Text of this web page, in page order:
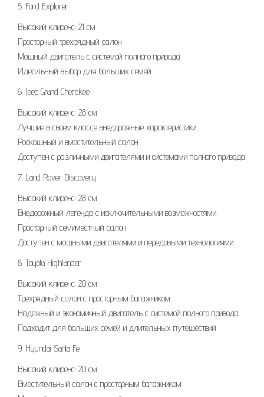
5. Ford Explorer
Высокий клиренс: 21 см
Просторный трехрядный салон
Мощный двигатель с системой полного привода
Идеальный выбор для больших семей
6. Jeep Grand Cherokee
Высокий клиренс: 28 см
Лучшие в своем классе внедорожные характеристики
Роскошный и вместительный салон
Доступен с различными двигателями и системами полного привода
7. Land Rover Discovery
Высокий клиренс: 28 см
Внедорожный легенда с исключительными возможностями
Просторный семиместный салон
Доступен с мощными двигателями и передовыми технологиями
8. Toyota Highlander
Высокий клиренс: 20 см
Трехрядный салон с просторным багажником
Надежный и экономичный двигатель с системой полного привода
Подходит для больших семей и длительных путешествий
9. Hyundai Santa Fe
Высокий клиренс: 20 см
Вместительный салон с просторным багажником